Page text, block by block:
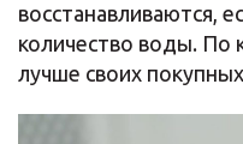
восстанавливаются,
количество воды. По
лучше своих